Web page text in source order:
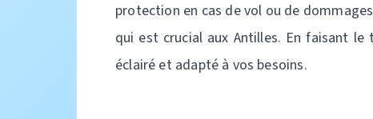
protection en cas de vol ou de
qui est crucial aux Antilles. En faisant
éclairé et adapté à vos besoins.